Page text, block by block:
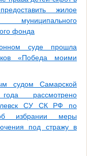
жилое
фонда
суде прошла
«Победа моими
судом Самарской
рассмотрено
СУ СК РФ по
избрании меры
под стражу в